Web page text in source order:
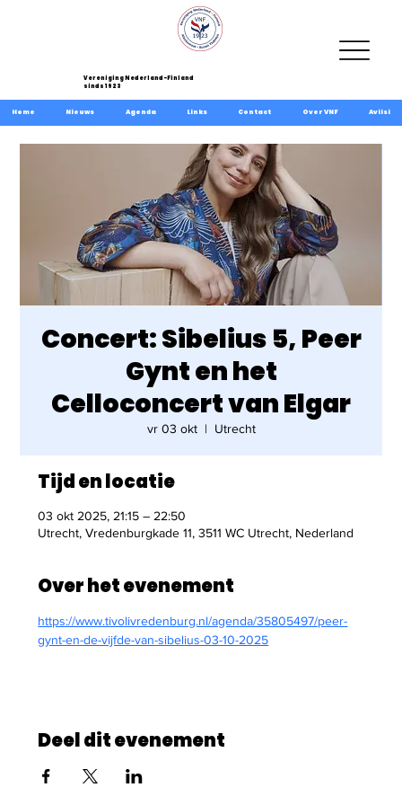
Vereniging Nederland-Finland
sinds 1923
Concert: Sibelius 5, Peer
Gynt en het
Celloconcert van Elgar
vr 03 okt
  |
Utrecht
Tijd en locatie
03 okt 2025, 21:15 – 22:50
Utrecht, Vredenburgkade 11, 3511 WC Utrecht, Nederland
Over het evenement
https://www.tivolivredenburg.nl/agenda/35805497/peer-
gynt-en-de-vijfde-van-sibelius-03-10-2025
Deel dit evenement
Home Nieuws Agenda Links Contact Over VNF Aviisi